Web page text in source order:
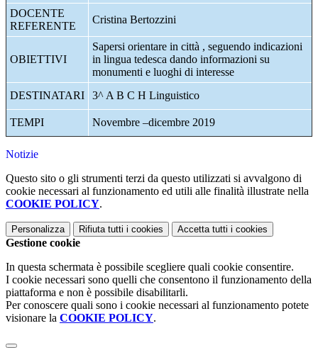
DOCENTE
REFERENTE
Cristina Bertozzini
OBIETTIVI
Sapersi orientare in città , seguendo indicazioni
in lingua tedesca dando informazioni su
monumenti e luoghi di interesse
DESTINATARI
3^ A B C H Linguistico
TEMPI Novembre –dicembre 2019
Notizie
Questo sito o gli strumenti terzi da questo utilizzati si avvalgono di
cookie necessari al funzionamento ed utili alle finalità illustrate nella
COOKIE POLICY.
Personalizza Rifiuta tutti i cookies Accetta tutti i cookies
Gestione cookie
In questa schermata è possibile scegliere quali cookie consentire.
I cookie necessari sono quelli che consentono il funzionamento della
piattaforma e non è possibile disabilitarli.
Per conoscere quali sono i cookie necessari al funzionamento potete
visionare la COOKIE POLICY.